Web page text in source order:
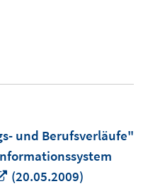
und Berufsverläufe"
In
(20.05.2009)